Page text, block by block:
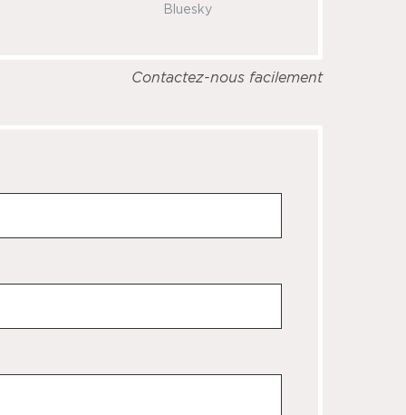
Bluesky
Contactez-nous facilement